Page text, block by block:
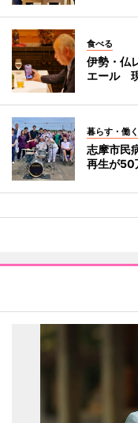
食べる
伊勢・仏
エール
暮らす・働く
志摩市民
再生が50